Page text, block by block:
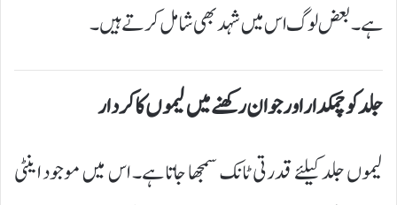
ہے۔ بعض لوگ اس میں شہد بھی شامل کرتے ہیں۔
جلد کو چمکدار اور جوان رکھنے میں لیموں کا کردار
لیموں جلد کیلئے قدرتی ٹانک سمجھا جاتا ہے۔ اس میں موجود اینٹی